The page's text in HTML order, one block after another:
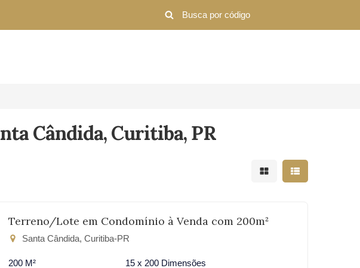
Cândida, Curitiba, PR
Mostrar resultados em
Mostrar
Terreno/Lote em Condomínio à Venda com 200m²
Santa Cândida, Curitiba-PR
200 M² 15 x 200 Dimensões